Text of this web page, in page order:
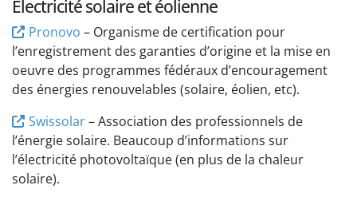
Électricité solaire et éolienne
Pronovo – Organisme de certification pour
l’enregistrement des garanties d’origine et la mise en
oeuvre des programmes fédéraux d’encouragement
des énergies renouvelables (solaire, éolien, etc).
Swissolar– Association des professionnels de
l’énergie solaire. Beaucoup d’informations sur
l’électricité photovoltaïque (en plus de la chaleur
solaire).